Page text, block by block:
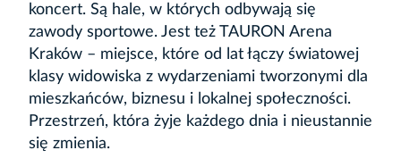
koncert. Są hale, w których odbywają się
zawody sportowe. Jest też TAURON Arena
Kraków – miejsce, które od lat łączy światowej
klasy widowiska z wydarzeniami tworzonymi dla
mieszkańców, biznesu i lokalnej społeczności.
Przestrzeń, która żyje każdego dnia i nieustannie
się zmienia.